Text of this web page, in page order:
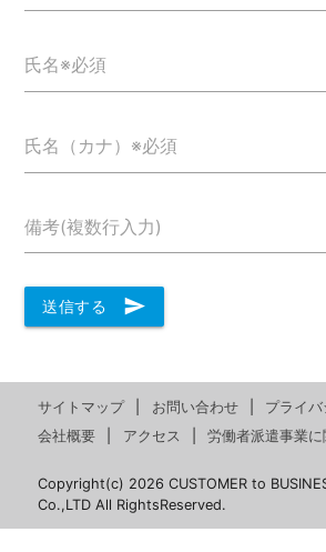
氏名※必須
氏名（カナ）※必須
備考(複数行入力)
送信する send
サイトマップ お問い合わせ
プライ
会社概要
アクセス 労働者派遣事業
Copyright(c) 2026 CUSTOMER to
Co.,LTD All RightsReserved.